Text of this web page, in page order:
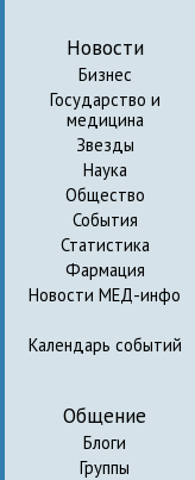
Новости
Бизнес
Государство и
медицина
Звезды
Наука
Общество
События
Статистика
Фармация
Новости МЕД-инфо
Календарь событий
Общение
Блоги
Группы